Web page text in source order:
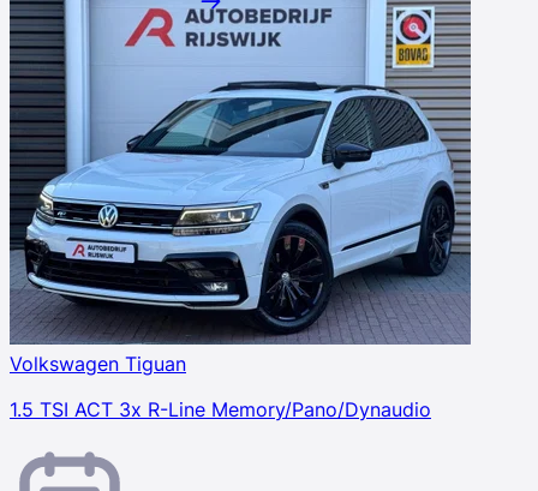
Volkswagen Tiguan
1.5 TSI ACT 3x R-Line Memory/Pano/Dynaudio